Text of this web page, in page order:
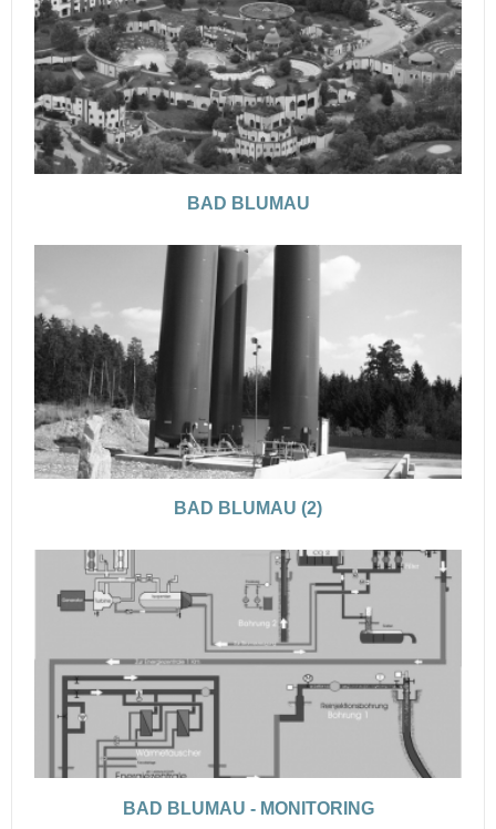
BAD BLUMAU
BAD BLUMAU (2)
BAD BLUMAU - MONITORING